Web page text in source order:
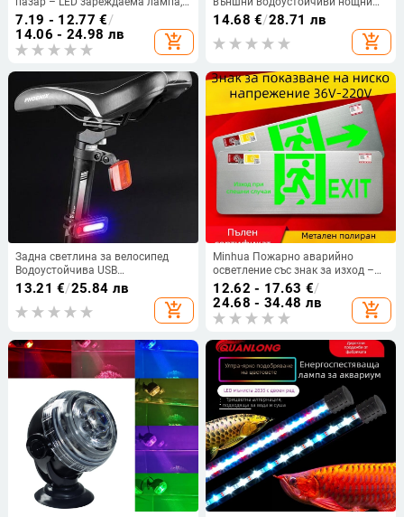
външно водоустойчива,
преносима, 3 режима на яркост,
18,5 W, ≤36 V, IP55, повърхностно
монтиране, автономно
захранване
7.19 - 12.77 €/
14.06 - 24.98 лв
add_shopping_cart
пазарни щандове аварийно
осветление от прекъсване на
захранването преносима крушка
14.68 €/28.71 лв
add_shopping_cart
Задна светлина за велосипед
Водоустойчива USB
акумулаторна LED
предупредителна лампа за
безопасност Мигащи аксесоари
за велосипед Нощно каране
Колоездене Задна светлина
13.21 €/25.84 лв
add_shopping_cart
Minhua Пожарно аварийно
осветление със знак за изход –
повърхностен монтаж, 36V,
модел Minhua 36-220V
12.62 - 17.63 €/
24.68 - 34.48 лв
add_shopping_cart